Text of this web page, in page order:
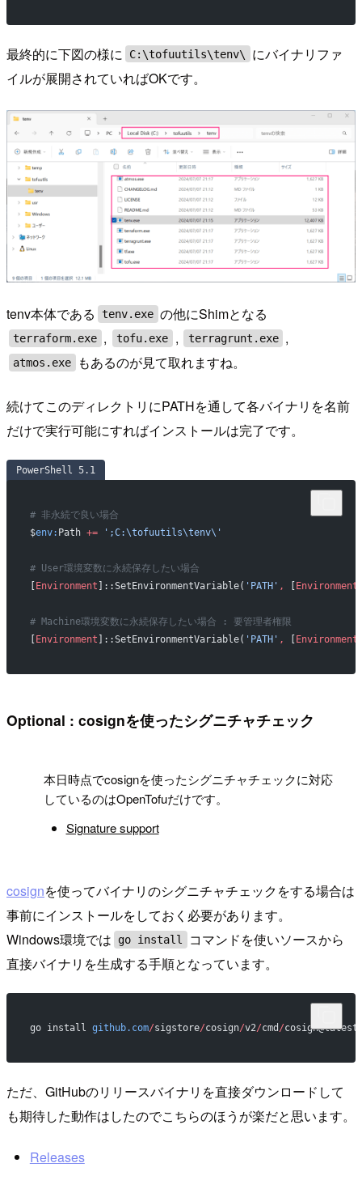
最終的に下図の様に C:\tofuutils\tenv\
にバイナリファ
イルが展開されていればOKです。
tenv本体である tenv.exe の他にShimとなる
terraform.exe , tofu.exe , terragrunt.exe ,
atmos.exe もあるのが見て取れますね。
続けてこのディレクトリにPATHを通して各バイナリを名前
だけで実行可能にすればインストールは完了です。
PowerShell 5.1
# 非永続で良い場合
$env: Path += ';C:\tofuutils\tenv\'
# User環境変数に永続保存したい場合
Environment ]::SetEnvironmentVariable( 'PATH' , Environment
# Machine環境変数に永続保存したい場合 : 要管理者権限
Environment ]::SetEnvironmentVariable( 'PATH' , Environment
Optional : cosignを使ったシグニチャチェック
本日時点でcosignを使ったシグニチャチェックに対応
しているのはOpenTofuだけです。
Signature support
cosignを使ってバイナリのシグニチャチェックをする場合は
事前にインストールをしておく必要があります。
Windows環境では
go install
コマンドを使いソースから
直接バイナリを生成する手順となっています。
go install github.com/sigstore/cosign/v2/cmd /cosign@latest
ただ、GitHubのリリースバイナリを直接ダウンロードして
も期待した動作はしたのでこちらのほうが楽だと思います。
Releases